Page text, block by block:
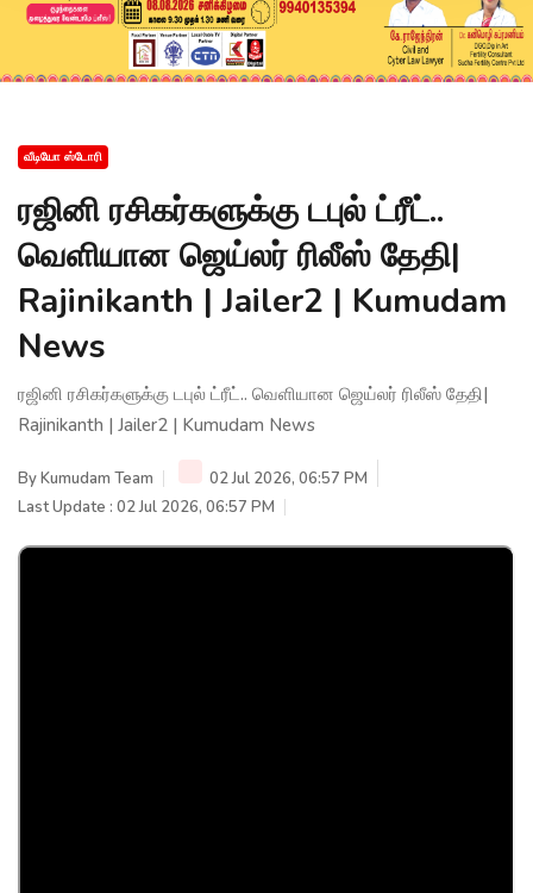
வீடியோ ஸ்டோரி
ரஜினி ரசிகர்களுக்கு டபுல் ட்ரீட்..
வெளியான ஜெய்லர் ரிலீஸ் தேதி|
Rajinikanth | Jailer2 | Kumudam
News
ரஜினி ரசிகர்களுக்கு டபுல் ட்ரீட்.. வெளியான ஜெய்லர் ரிலீஸ் தேதி|
Rajinikanth | Jailer2 | Kumudam News
ByKumudam Team
02 Jul 2026, 06:57 PM
Last Update : 02 Jul 2026, 06:57 PM